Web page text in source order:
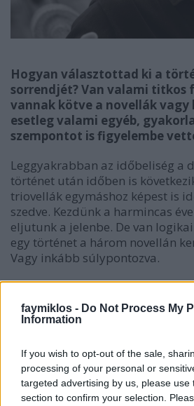
faymiklos - Do Not Process My
Information
If you wish to opt-out of the sale,
processing of your personal or
targeted advertising by us, please use
section to confirm your selection.
Hogyan választottad ki a
sorrendjét? Van valami titkos
vannak kötve a novellák vagy
esetleg valami egyéb,
szempontot is figyelembe
Leggyakrabban az időbeliség a
történet után időben is
triovellák egymáshoz képest is
szedve. Kezdünk a harmincas
eljutunk a jelenbe. De van
egy történet a három novellán
Vagy inkább súlypontozva.
Beszéltél róla, hogy a
novellák mintha félúton
a regény között. de vajon
mint a novellahármas, a
mint az egy, vagy ez így